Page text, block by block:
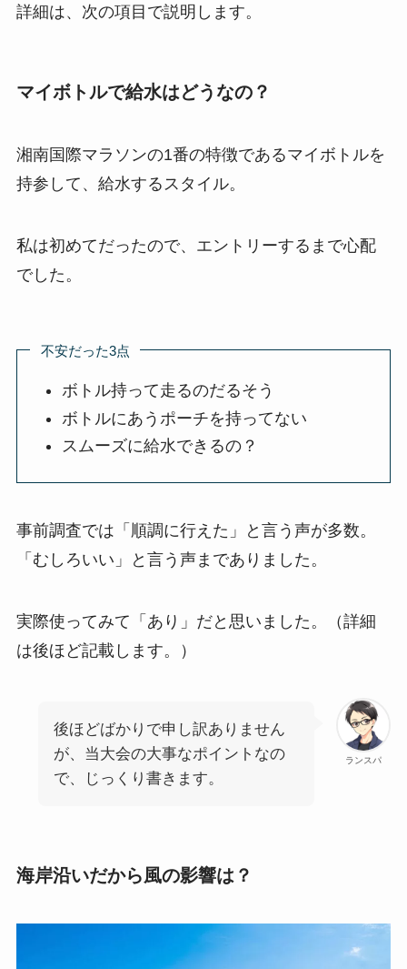
詳細は、次の項目で説明します。
マイボトルで給水はどうなの？
湘南国際マラソンの1番の特徴であるマイボトルを
持参して、給水するスタイル。
私は初めてだったので、エントリーするまで心配
でした。
不安だった3点
ボトル持って走るのだるそう
ボトルにあうポーチを持ってない
スムーズに給水できるの？
事前調査では「順調に行えた」と言う声が多数。
「むしろいい」と言う声までありました。
実際使ってみて「あり」だと思いました。（詳細
は後ほど記載します。）
ランスパ
後ほどばかりで申し訳ありません
が、当大会の大事なポイントなの
で、じっくり書きます。
海岸沿いだから風の影響は？